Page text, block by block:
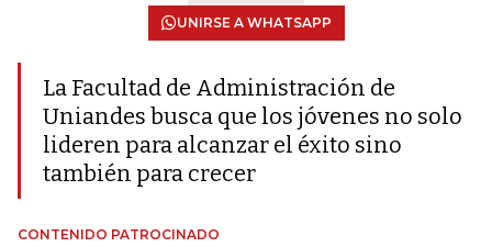
UNIRSE A WHATSAPP
La Facultad de Administración de
Uniandes busca que los jóvenes no solo
lideren para alcanzar el éxito sino
también para crecer
CONTENIDO PATROCINADO